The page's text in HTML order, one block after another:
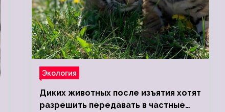
Экология
Диких животных после изъятия хотят
разрешить передавать в частные